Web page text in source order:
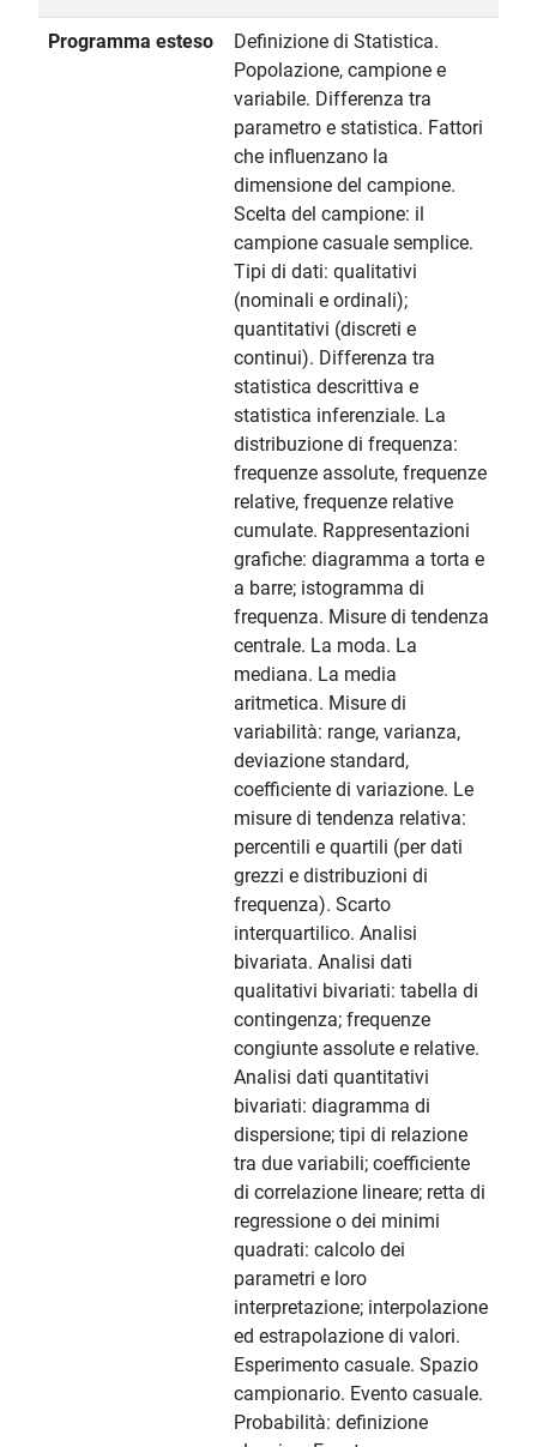
Programma esteso
Definizione di Statistica.
Popolazione, campione e
variabile. Differenza tra
parametro e statistica. Fattori
che influenzano la
dimensione del campione.
Scelta del campione: il
campione casuale semplice.
Tipi di dati: qualitativi
(nominali e ordinali);
quantitativi (discreti e
continui). Differenza tra
statistica descrittiva e
statistica inferenziale. La
distribuzione di frequenza:
frequenze assolute, frequenze
relative, frequenze relative
cumulate. Rappresentazioni
grafiche: diagramma a torta e
a barre; istogramma di
frequenza. Misure di tendenza
centrale. La moda. La
mediana. La media
aritmetica. Misure di
variabilità: range, varianza,
deviazione standard,
coefficiente di variazione. Le
misure di tendenza relativa:
percentili e quartili (per dati
grezzi e distribuzioni di
frequenza). Scarto
interquartilico. Analisi
bivariata. Analisi dati
qualitativi bivariati: tabella di
contingenza; frequenze
congiunte assolute e relative.
Analisi dati quantitativi
bivariati: diagramma di
dispersione; tipi di relazione
tra due variabili; coefficiente
di correlazione lineare; retta di
regressione o dei minimi
quadrati: calcolo dei
parametri e loro
interpretazione; interpolazione
ed estrapolazione di valori.
Esperimento casuale. Spazio
campionario. Evento casuale.
Probabilità: definizione